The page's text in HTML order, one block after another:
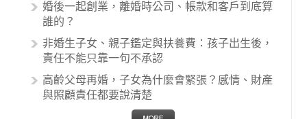
婚後一起創業，離婚時公司、帳款和客戶到底算
誰的？
非婚生子女、親子鑑定與扶養費：孩子出生後，
責任不能只靠一句不承認
高齡父母再婚，子女為什麼會緊張？感情、財產
與照顧責任都要說清楚